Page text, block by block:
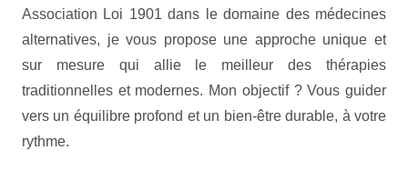
Association Loi 1901 dans le domaine des médecines
alternatives, je vous propose une approche unique et
sur mesure qui allie le meilleur des thérapies
traditionnelles et modernes. Mon objectif ? Vous guider
vers un équilibre profond et un bien-être durable, à votre
rythme.